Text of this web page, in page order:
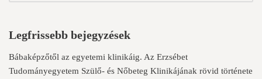
Legfrissebb bejegyzések
Bábaképzőtől az egyetemi klinikáig. Az Erzsébet
Tudományegyetem Szülő- és Nőbeteg Klinikájának rövid története